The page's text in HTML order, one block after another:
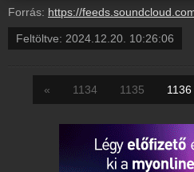
Forrás: https://feeds.soundcloud.com/stream/1990547799-balazsek-1-
Feltöltve: 2024.12.20. 10:26:06
« 1134 1135 1136